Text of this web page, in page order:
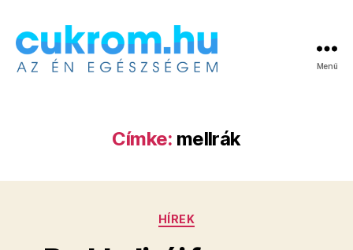
Menü
Címke: mellrák
Kategóriák
HÍREK